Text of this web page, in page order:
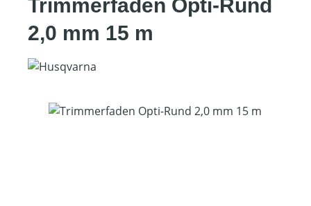
Trimmerfaden Opti-Rund
2,0 mm 15 m
Bildergalerie überspringen